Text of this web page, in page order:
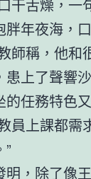
干舌燥，一
胖年夜海，
師稱，他和
患上了聲響
的任務特色
員上課都需
明，除了像